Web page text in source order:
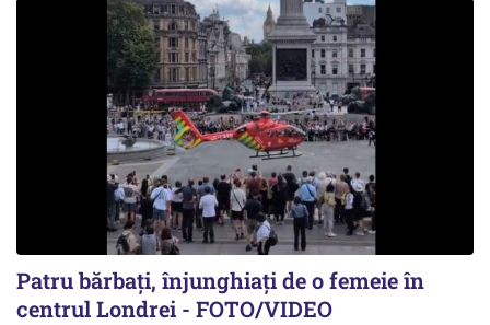
Patru bărbați, înjunghiați de o femeie în
centrul Londrei - FOTO/VIDEO